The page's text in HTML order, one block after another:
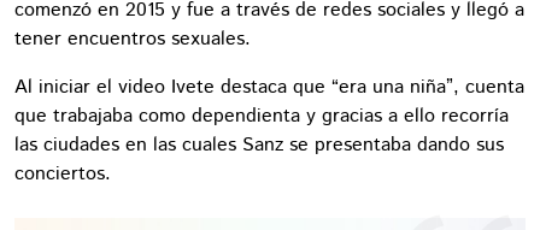
comenzó en 2015 y fue a través de redes sociales y llegó a
tener encuentros sexuales.
Al iniciar el video Ivete destaca que “era una niña”, cuenta
que trabajaba como dependienta y gracias a ello recorría
las ciudades en las cuales Sanz se presentaba dando sus
conciertos.